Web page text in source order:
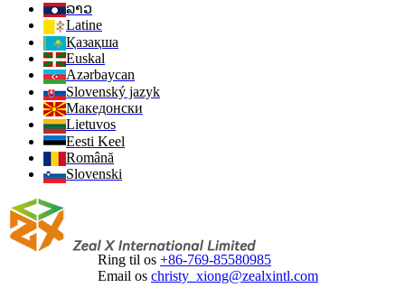
ລາວ
Latine
Қазақша
Euskal
Azərbaycan
Slovenský jazyk
Македонски
Lietuvos
Eesti Keel
Română
Slovenski
Ring til os +86-769-85580985
Email os christy_xiong@zealxintl.com